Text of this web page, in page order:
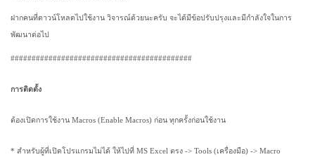
ฝากคนที่ดาวน์โหลดไปใช้งาน วิจารณ์ด้วยนะครับ จะได้มีข้อปรับปรุงและมีกำลังใจในการ
พัฒนาต่อไป
###########################################
การติดตั้ง
ต้องเปิดการใช้งาน Macros (Enable Macros) ก่อน ทุกครั้งก่อนใช้งาน
* สำหรับผู้ที่เปิดโปรแกรมไม่ได้ ให้ไปที่ MS Excel ตรง -> Tools (เครื่องมือ) -> Macro